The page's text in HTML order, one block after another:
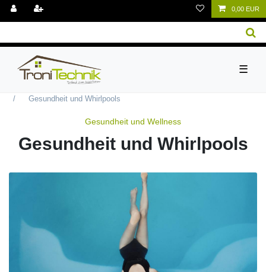
0,00 EUR
☰
Gesundheit und Wellness
Gesundheit und Whirlpools
Gesundheit und Wellness
Gesundheit und Whirlpools